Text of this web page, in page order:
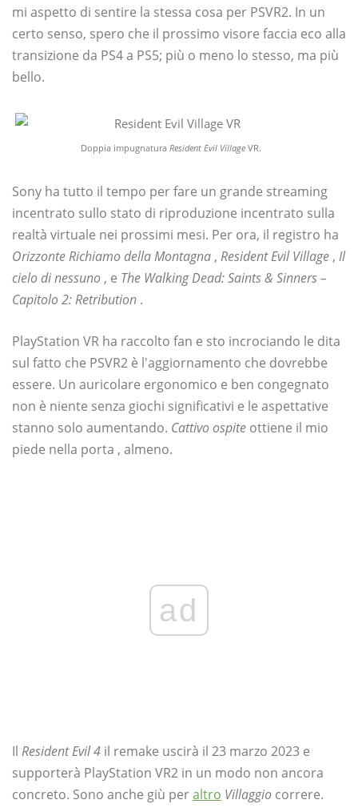
mi aspetto di sentire la stessa cosa per PSVR2. In un
certo senso, spero che il prossimo visore faccia eco alla
transizione da PS4 a PS5; più o meno lo stesso, ma più
bello.
Doppia impugnatura Resident Evil Village VR.
Sony ha tutto il tempo per fare un grande streaming
incentrato sullo stato di riproduzione incentrato sulla
realtà virtuale nei prossimi mesi. Per ora, il registro ha
Orizzonte Richiamo della Montagna , Resident Evil Village , Il
cielo di nessuno , e The Walking Dead: Saints & Sinners –
Capitolo 2: Retribution .
PlayStation VR ha raccolto fan e sto incrociando le dita
sul fatto che PSVR2 è l'aggiornamento che dovrebbe
essere. Un auricolare ergonomico e ben congegnato
non è niente senza giochi significativi e le aspettative
stanno solo aumentando. Cattivo ospite ottiene il mio
piede nella porta , almeno.
ad
Il Resident Evil 4 il remake uscirà il 23 marzo 2023 e
supporterà PlayStation VR2 in un modo non ancora
concreto. Sono anche giù peraltro Villaggio correre.